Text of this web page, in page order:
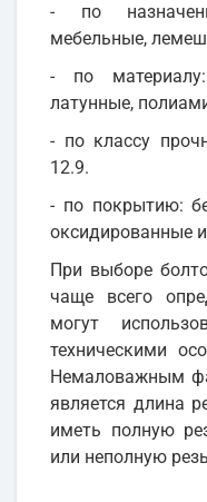
- по
мебельные,
- по
латунные,
- по классу
12.9.
- по покрытию:
оксидированные
При выборе
чаще всего
могут
техническими
Немаловажным
является длина
иметь полную
или неполную